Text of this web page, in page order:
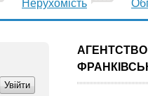
Нерухомість
АГЕНТСТВО